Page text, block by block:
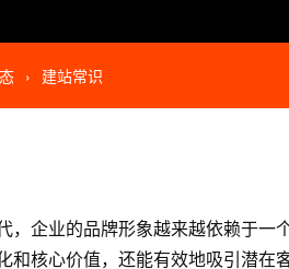
› 建站常识
，企业的品牌形象越来越依赖于一
和核心价值，还能有效地吸引潜